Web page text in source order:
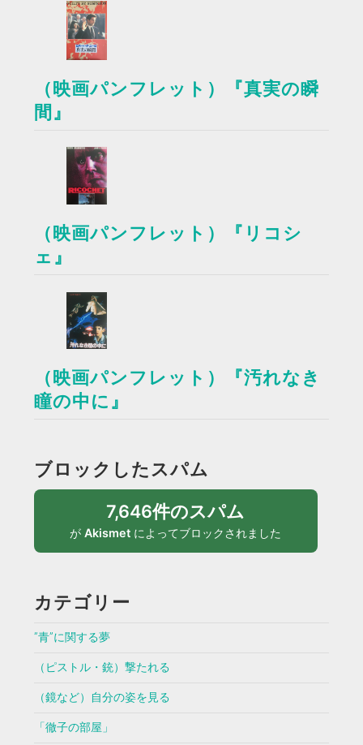
（映画パンフレット）『真実の瞬
間』
（映画パンフレット）『リコシ
ェ』
（映画パンフレット）『汚れなき
瞳の中に』
ブロックしたスパム
7,646件のスパム
がAkismet によってブロックされました
カテゴリー
”青”に関する夢
（ピストル・銃）撃たれる
（鏡など）自分の姿を見る
「徹子の部屋」